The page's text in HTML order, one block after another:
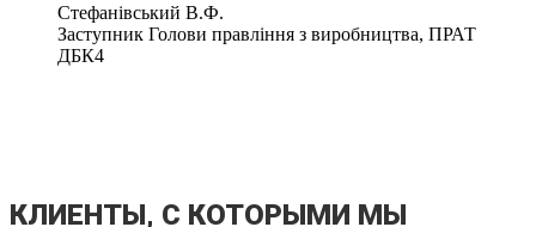
Стефанівський В.Ф.
Заступник Голови правління з виробництва, ПРАТ
ДБК4
КЛИЕНТЫ, С КОТОРЫМИ МЫ